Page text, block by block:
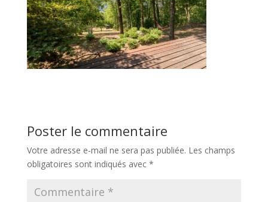
Poster le commentaire
Votre adresse e-mail ne sera pas publiée. Les champs
obligatoires sont indiqués avec *